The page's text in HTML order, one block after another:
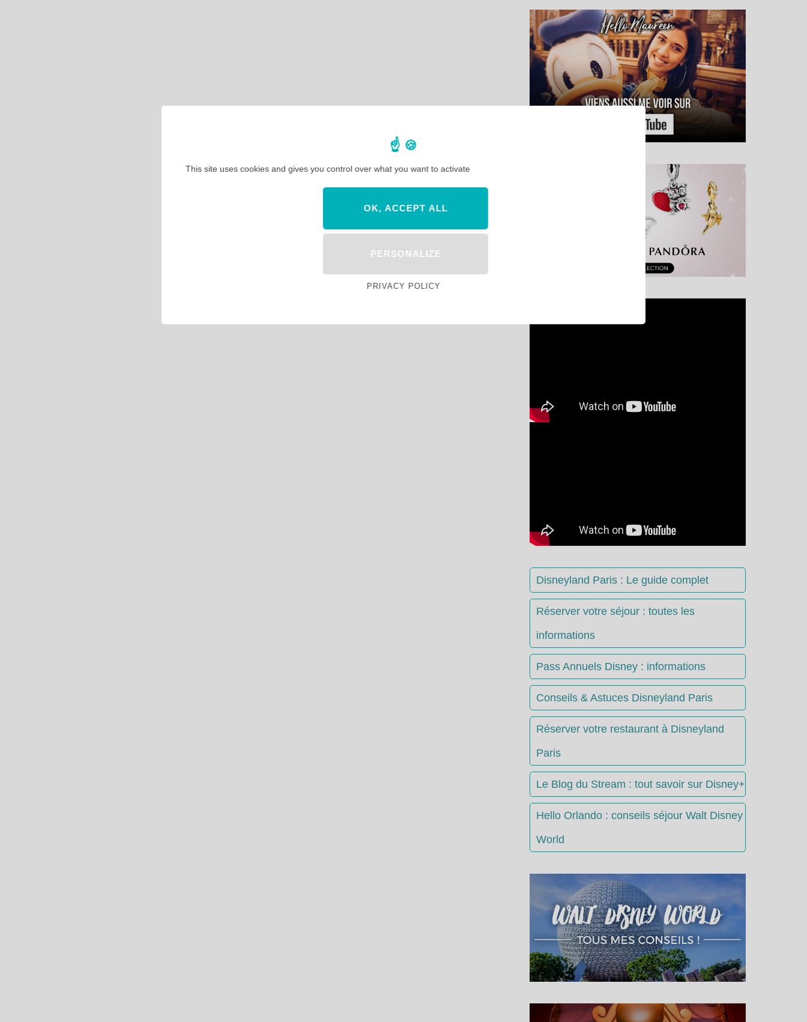
Disneyland Paris : Le guide complet
Réserver votre séjour : toutes les
informations
Pass Annuels Disney : informations
Conseils & Astuces Disneyland Paris
Réserver votre restaurant à Disneyland
Paris
Le Blog du Stream : tout savoir sur Disney+
Hello Orlando : conseils séjour Walt Disney
World
This site uses cookies and gives you control over what you want to activate
OK, ACCEPT ALL
PERSONALIZE
PRIVACY POLICY